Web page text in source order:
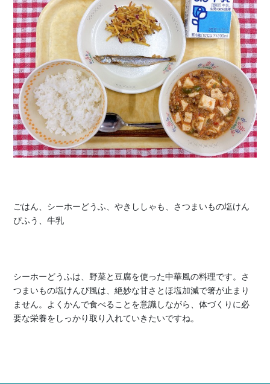
ごはん、シーホーどうふ、やきししゃも、さつまいもの塩けん
ぴふう、牛乳
シーホーどうふは、野菜と豆腐を使った中華風の料理です。 さ
つまいもの塩けんぴ風は、絶妙な甘さとほ塩加減で箸が止まり
ません。よくかんで食べることを意識しながら、体づくりに必
要な栄養をしっかり取り入れていきたいですね。